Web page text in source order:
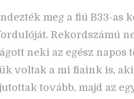
meg a fiú B33-as
Rekordszámú
neki az egész napos
voltak a mi fiaink is,
tovább, majd az